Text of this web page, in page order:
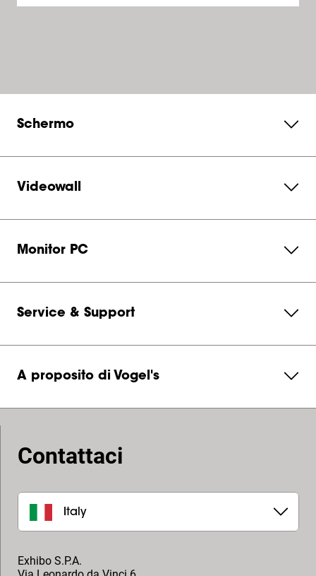
Schermo
Videowall
Monitor PC
Service & Support
A proposito di Vogel's
Contattaci
Italy
Exhibo S.P.A.